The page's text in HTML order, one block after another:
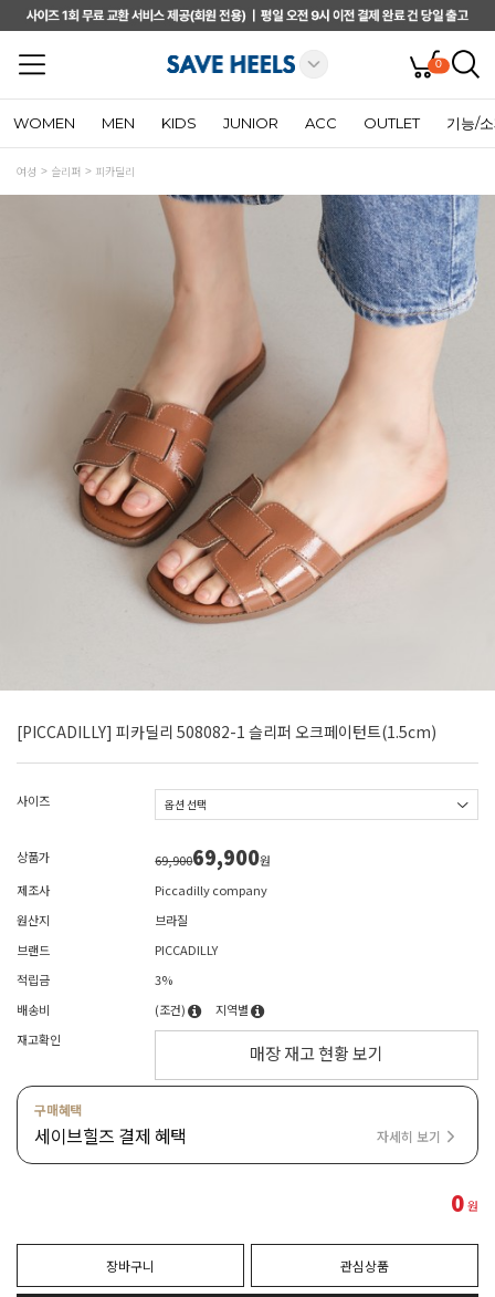
0
WOMEN MEN KIDS JUNIOR ACC OUTLET 기능/
여성 슬리퍼 피카딜리
[PICCADILLY] 피카딜리 508082-1 슬리퍼 오크페이턴트(1.5cm)
사이즈
상품가 69,90069,900원
제조사
Piccadilly company
원산지
브라질
브랜드
PICCADILLY
적립금
3%
배송비
(조건)
지역별
재고확인
매장 재고 현황 보기
구매혜택
세이브힐즈 결제 혜택 자세히 보기
0원
장바구니 관심상품